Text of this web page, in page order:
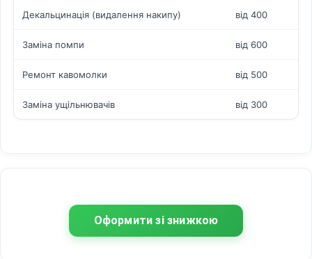
Декальцинація (видалення накипу) від 400
Заміна помпи від 600
Ремонт кавомолки від 500
Заміна ущільнювачів від 300
Оформити зі знижкою